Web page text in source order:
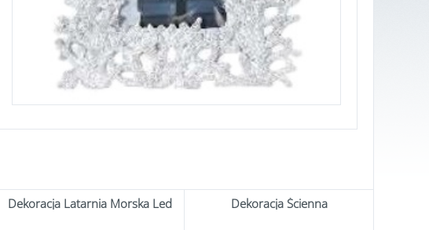
Dekoracja Latarnia Morska Led Dekoracja Ścienna